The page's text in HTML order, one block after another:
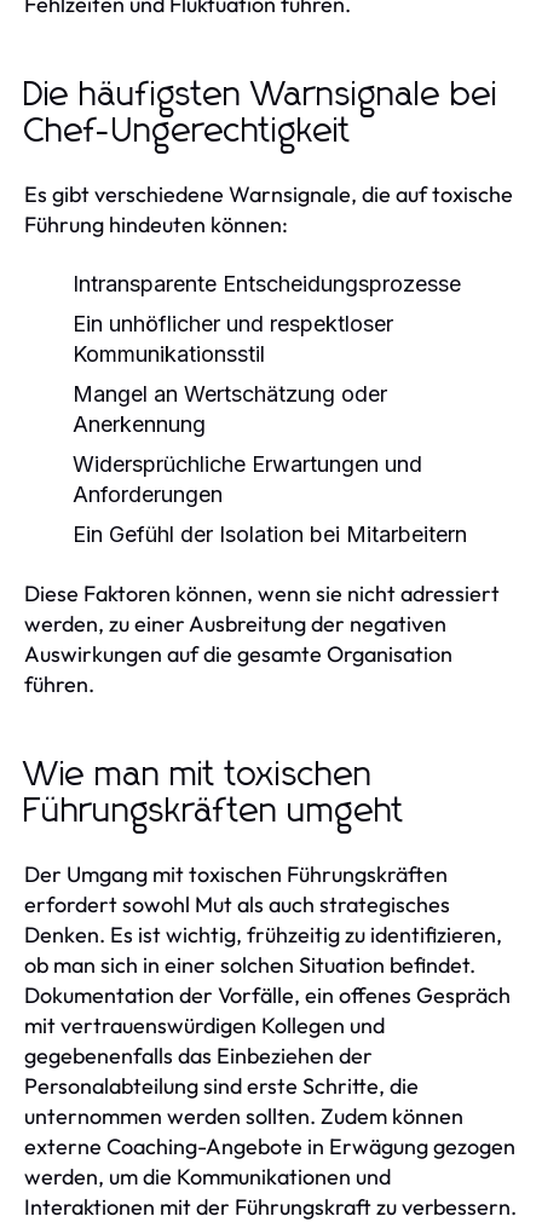
Die häufigsten Warnsignale bei
Chef-Ungerechtigkeit
Es gibt verschiedene Warnsignale, die auf toxische
Führung hindeuten können:
Intransparente Entscheidungsprozesse
Ein unhöflicher und respektloser
Kommunikationsstil
Mangel an Wertschätzung oder
Anerkennung
Widersprüchliche Erwartungen und
Anforderungen
Ein Gefühl der Isolation bei Mitarbeitern
Diese Faktoren können, wenn sie nicht adressiert
werden, zu einer Ausbreitung der negativen
Auswirkungen auf die gesamte Organisation
führen.
Wie man mit toxischen
Führungskräften umgeht
Der Umgang mit toxischen Führungskräften
erfordert sowohl Mut als auch strategisches
Denken. Es ist wichtig, frühzeitig zu identifizieren,
ob man sich in einer solchen Situation befindet.
Dokumentation der Vorfälle, ein offenes Gespräch
mit vertrauenswürdigen Kollegen und
gegebenenfalls das Einbeziehen der
Personalabteilung sind erste Schritte, die
unternommen werden sollten. Zudem können
externe Coaching-Angebote in Erwägung gezogen
werden, um die Kommunikationen und
Interaktionen mit der Führungskraft zu verbessern.